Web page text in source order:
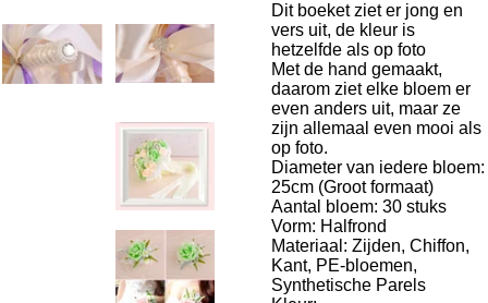
Dit boeket ziet er jong en
vers uit, de kleur is
hetzelfde als op foto
Met de hand gemaakt,
daarom ziet elke bloem er
even anders uit, maar ze
zijn allemaal even mooi als
op foto.
Diameter van iedere bloem:
25cm (Groot formaat)
Aantal bloem: 30 stuks
Vorm: Halfrond
Materiaal: Zijden, Chiffon,
Kant, PE-bloemen,
Synthetische Parels